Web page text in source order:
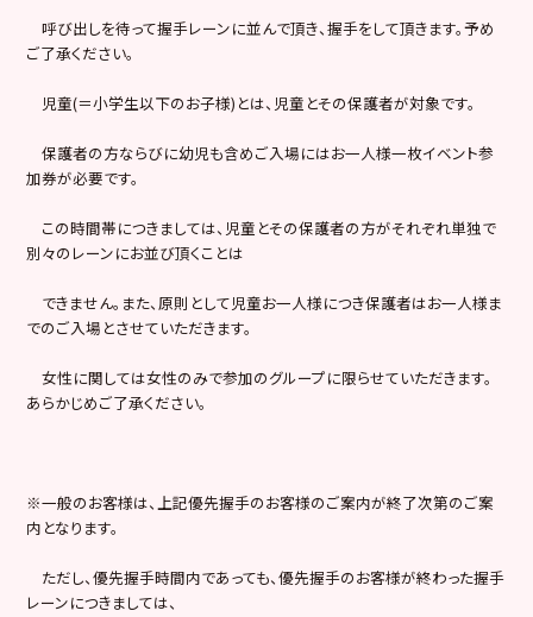
呼び出しを待って握手レーンに並んで頂き、握手をして頂きます。予め
ご了承ください。
児童(＝小学生以下のお子様)とは、児童とその保護者が対象です。
保護者の方ならびに幼児も含めご入場にはお一人様一枚イベント参
加券が必要です。
この時間帯につきましては、児童とその保護者の方がそれぞれ単独で
別々のレーンにお並び頂くことは
できません。また、原則として児童お一人様につき保護者はお一人様ま
でのご入場とさせていただきます。
女性に関しては女性のみで参加のグループに限らせていただきます。
あらかじめご了承ください。
※一般のお客様は、上記優先握手のお客様のご案内が終了次第のご案
内となります。
ただし、優先握手時間内であっても、優先握手のお客様が終わった握手
レーンにつきましては、